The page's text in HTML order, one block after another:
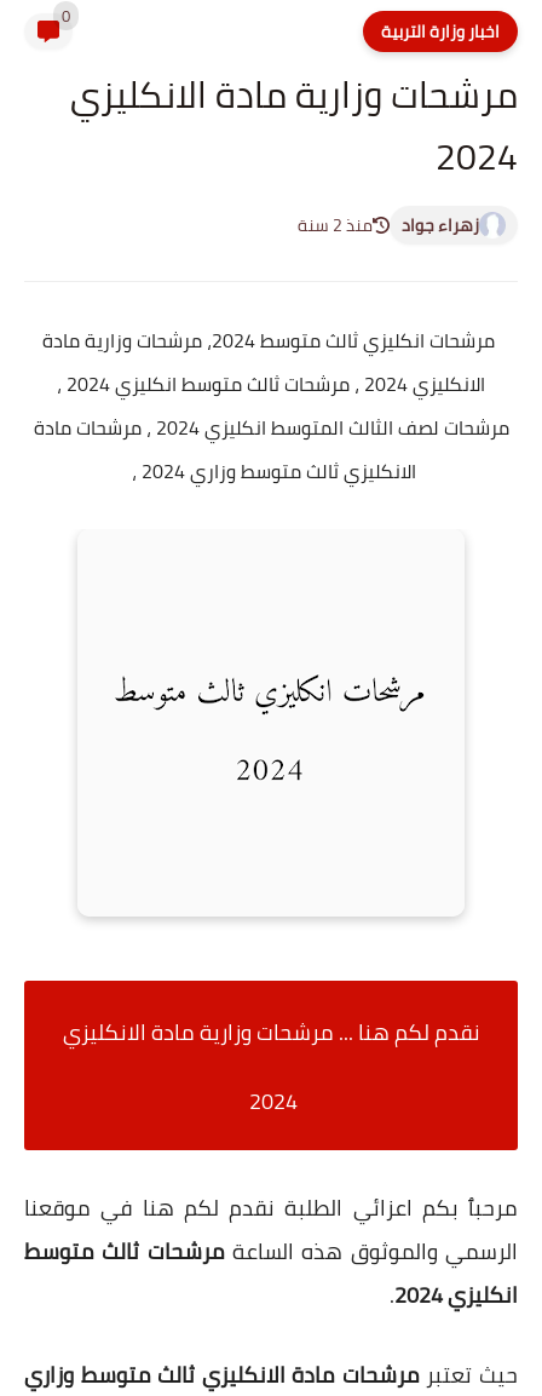
اخبار وزارة التربية 0
مرشحات وزارية مادة الانكليزي
2024
زهراء جواد منذ 2 سنة
مرشحات انكليزي ثالث متوسط 2024، مرشحات وزارية مادة
الانكليزي 2024 ، مرشحات ثالث متوسط انكليزي 2024 ،
مرشحات لصف الثالث المتوسط انكليزي 2024 ، مرشحات مادة
الانكليزي ثالث متوسط وزاري 2024 ،
نقدم لكم هنا ... مرشحات وزارية مادة الانكليزي
2024
مرحبٱ بكم اعزائي الطلبة نقدم لكم هنا في موقعنا
الرسمي والموثوق هذه الساعةمرشحات ثالث متوسط
انكليزي 2024
.
حيث تعتبرمرشحات مادة الانكليزي ثالث متوسط وزاري